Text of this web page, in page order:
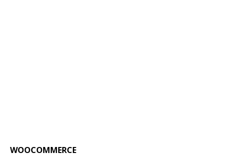
WOOCOMMERCE